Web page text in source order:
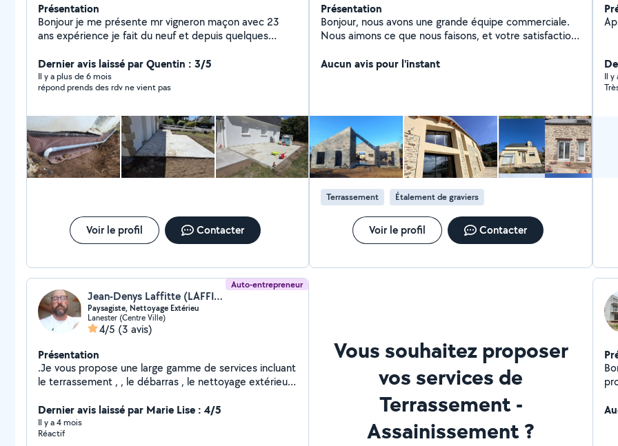
Présentation
Bonjour je me présente mr vigneron maçon avec 23
ans expérience je fait du neuf et depuis quelques
démolition,terrassement pour future terrasse, mur de
clôture, démolition des cloisons et autres si mes
services vous intéresse n'hésitez pas à me contacter
Dernier avis laissé par Quentin : 3/5
Il y a plus de 6 mois
répond prends des rdv ne vient pas
Voir le profil Contacter
Présentation
Bonjour, nous avons une grande équipe commerciale.
Nous aimons ce que nous faisons, et votre satisfaction
confiance. Cordialement, Hışman Bozan
Aucun avis pour l'instant
Terrassement Étalement de graviers
Voir le profil Contacter
Il y
Auto-entrepreneur
Jean-Denys Laffitte (LAFFITTEMULTISERVICES)
Paysagiste, Nettoyage Extérieu
Lanester (Centre Ville)
4/5 (3 avis)
Présentation
.Je vous propose une large gamme de services incluant
le terrassement , , le débarras , le nettoyage extérieur,
nettoyage de (toiture, façades, gouttières). Laffitte
Multiservices s'occupe aussi du nettoyage de vos
installations extérieures : Nettoyage Piscine :
Dernier avis laissé par Marie Lise : 4/5
Il y a 4 mois
Réactif
Vous souhaitez proposer
vos services de
Terrassement -
Assainissement ?